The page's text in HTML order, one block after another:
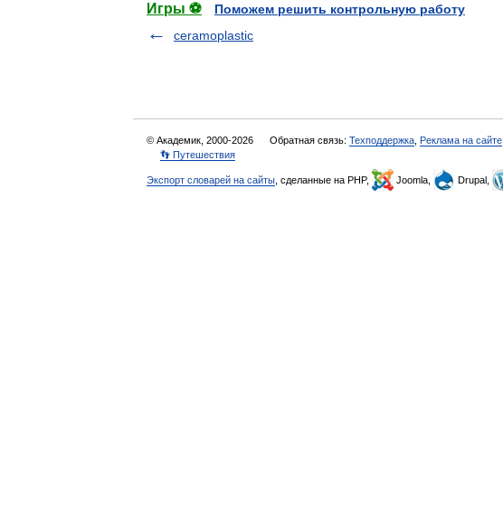
Игры ⚽
Поможем решить контрольную работу
ceramoplastic
© Академик, 2000-2026 Обратная связь: Техподдержка Реклама на сайте
👣 Путешествия
Экспорт словарей на сайты , сделанные на PHP, Joomla, Drupal,